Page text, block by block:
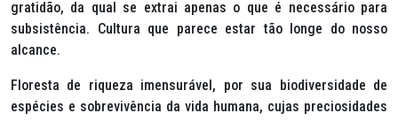
gratidão, da qual se extrai apenas o que é necessário para
subsistência. Cultura que parece estar tão longe do nosso
alcance.
Floresta de riqueza imensurável, por sua biodiversidade de
espécies e sobrevivência da vida humana, cujas preciosidades